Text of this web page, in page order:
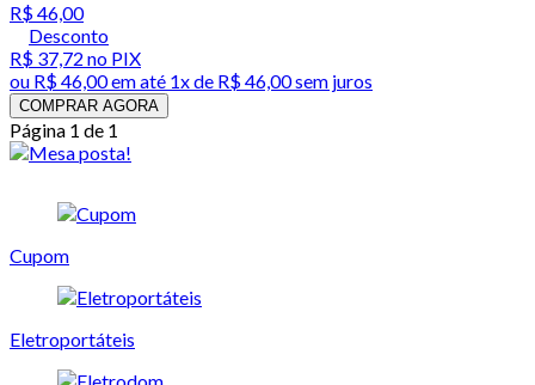
R$ 46,00
Desconto
R$ 37,72 no PIX
ou R$ 46,00em até 1x de R$ 46,00sem juros
COMPRAR AGORA
Página 1 de 1
Cupom
Eletroportáteis